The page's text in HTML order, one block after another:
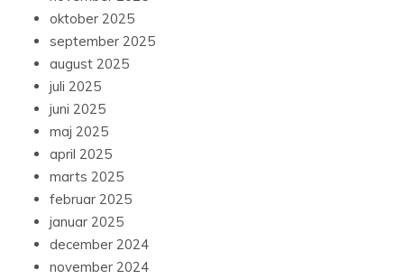
oktober 2025
september 2025
august 2025
juli 2025
juni 2025
maj 2025
april 2025
marts 2025
februar 2025
januar 2025
december 2024
november 2024